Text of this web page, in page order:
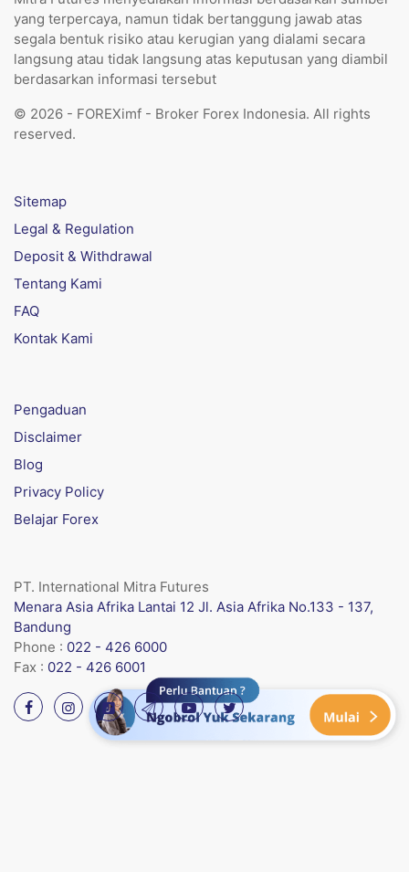
yang terpercaya, namun tidak bertanggung jawab atas
segala bentuk risiko atau kerugian yang dialami secara
langsung atau tidak langsung atas keputusan yang diambil
berdasarkan informasi tersebut
© 2026 - FOREXimf - Broker Forex Indonesia. All rights
reserved.
Sitemap
Legal & Regulation
Deposit & Withdrawal
Tentang Kami
FAQ
Kontak Kami
Pengaduan
Disclaimer
Blog
Privacy Policy
Belajar Forex
PT. International Mitra Futures
Menara Asia Afrika Lantai 12 Jl. Asia Afrika No.133 - 137,
Bandung
Phone : 022 - 426 6000
Fax : 022 - 426 6001